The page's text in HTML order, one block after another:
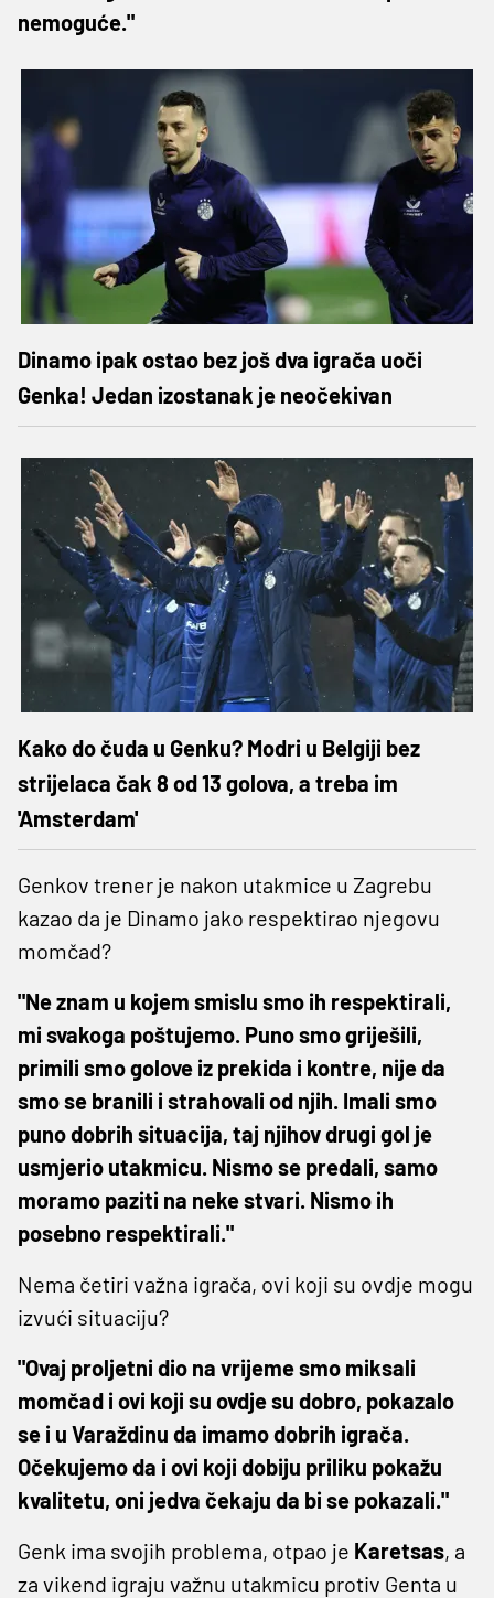
nemoguće."
Dinamo ipak ostao bez još dva igrača uoči
Genka! Jedan izostanak je neočekivan
Kako do čuda u Genku? Modri u Belgiji bez
strijelaca čak 8 od 13 golova, a treba im
'Amsterdam'
Genkov trener je nakon utakmice u Zagrebu
kazao da je Dinamo jako respektirao njegovu
momčad?
"Ne znam u kojem smislu smo ih respektirali,
mi svakoga poštujemo. Puno smo griješili,
primili smo golove iz prekida i kontre, nije da
smo se branili i strahovali od njih. Imali smo
puno dobrih situacija, taj njihov drugi gol je
usmjerio utakmicu. Nismo se predali, samo
moramo paziti na neke stvari. Nismo ih
posebno respektirali."
Nema četiri važna igrača, ovi koji su ovdje mogu
izvući situaciju?
"Ovaj proljetni dio na vrijeme smo miksali
momčad i ovi koji su ovdje su dobro, pokazalo
se i u Varaždinu da imamo dobrih igrača.
Očekujemo da i ovi koji dobiju priliku pokažu
kvalitetu, oni jedva čekaju da bi se pokazali."
Genk ima svojih problema, otpao je Karetsas, a
za vikend igraju važnu utakmicu protiv Genta u